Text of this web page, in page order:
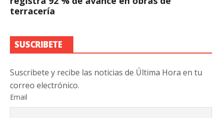
terracería
SUSCRIBETE
Suscribete y recibe las noticias de Última Hora en tu
correo electrónico.
Email